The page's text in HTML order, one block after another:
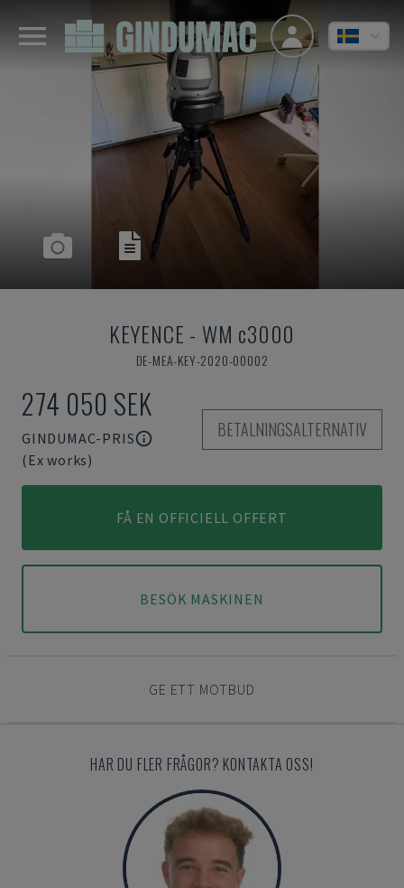
KEYENCE - WM c3000
DE-MEA-KEY-2020-00002
274 050 SEK
GINDUMAC-PRIS
(Ex works)
BETALNINGSALTERNATIV
FÅ EN OFFICIELL OFFERT
BESÖK MASKINEN
GE ETT MOTBUD
HAR DU FLER FRÅGOR? KONTAKTA OSS!